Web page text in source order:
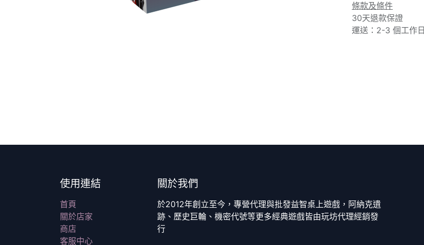
條款及條件
30天退款保證
運送：2-3 個工作日
使用連結
首頁
關於店家
商店
客服中心
關於我們
於2012年創立至今，專營代理與批發益智桌上遊戲，阿納克遺
跡、歷史巨輪、機密代號等更多經典遊戲皆由玩坊代理經銷發
行